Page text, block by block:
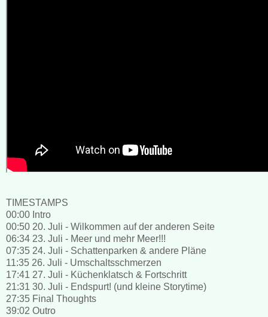
TIMESTAMPS
00:00 Intro
00:50 20. Juli - Wilkommen auf der anderen Seite
06:34 23. Juli - Meer und mehr Meer!!!
07:35 24. Juli - Schattenparken & andere Pläne
11:35 26. Juli - Umschaltsschmerzen
17:41 27. Juli - Küchenklatsch & Fortschritt
21:31 30. Juli - Endspurt! (und kleine Storytime)
27:35 Final Thoughts
39:02 Outro